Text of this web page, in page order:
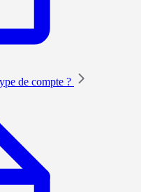
de compte ?